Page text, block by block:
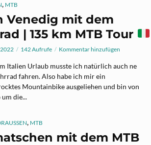
MTB
Venedig mit dem
| 135 km MTB Tour
142 Aufrufe Kommentar hinzufügen
Italien Urlaub musste ich natürlich auch ne
fahren. Also habe ich mir ein
Mountainbike ausgeliehen und bin von
die...
MTB
mit dem MTB